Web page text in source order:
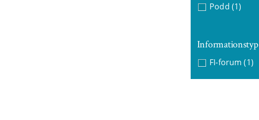
Podd (1)
Informationstyp
FI-forum (1)